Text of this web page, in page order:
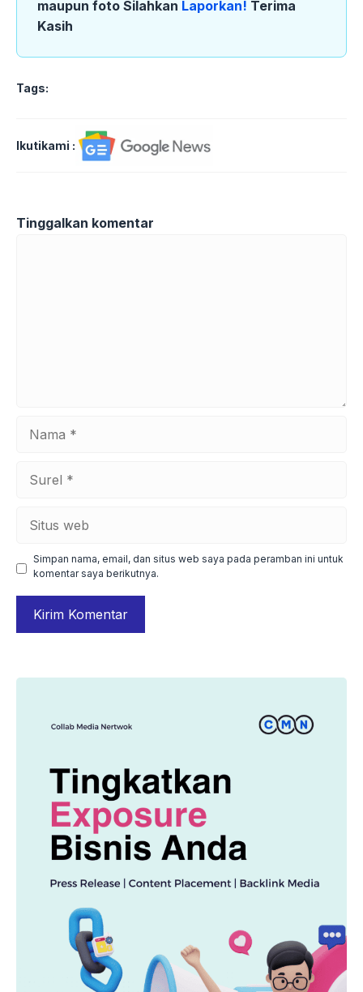
maupun foto Silahkan Laporkan! Terima
Kasih
Tags:
Ikutikami :
Tinggalkan komentar
web
Simpan nama, email, dan situs web saya pada peramban ini untuk
komentar saya berikutnya.